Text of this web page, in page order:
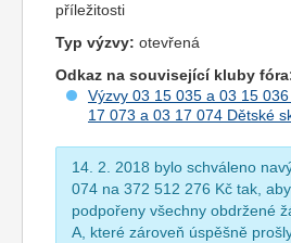
příležitosti
Typ výzvy: otevřená
Odkaz na související kluby
Výzvy 03 15 035 a 03 15
17 073 a 03 17 074 Dětské
14. 2. 2018 bylo schváleno
074 na 372 512 276 Kč tak,
podpořeny všechny obdržené
A, které zároveň úspěšně